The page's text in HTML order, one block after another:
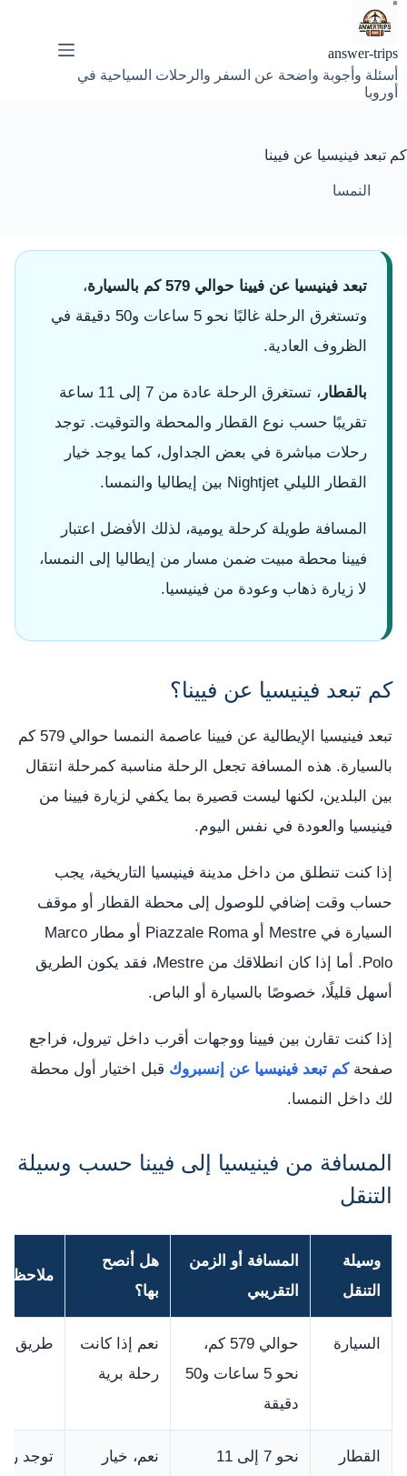
التجاوز
إلى
answer-trips
أسئلة وأجوبة واضحة عن السفر والرحلات السياحية في
أوروبا
كم تبعد فينيسيا عن فيينا
النمسا
تبعد فينيسيا عن فيينا حوالي 579 كم بالسيارة
،
وتستغرق الرحلة غالبًا نحو 5 ساعات و50 دقيقة في
الظروف العادية.
بالقطار
، تستغرق الرحلة عادة من 7 إلى 11 ساعة
تقريبًا حسب نوع القطار والمحطة والتوقيت. توجد
رحلات مباشرة في بعض الجداول، كما يوجد خيار
القطار الليلي Nightjet بين إيطاليا والنمسا.
المسافة طويلة كرحلة يومية، لذلك الأفضل اعتبار
فيينا محطة مبيت ضمن مسار من إيطاليا إلى النمسا،
لا زيارة ذهاب وعودة من فينيسيا.
كم تبعد فينيسيا عن فيينا؟
تبعد فينيسيا الإيطالية عن فيينا عاصمة النمسا حوالي 579 كم
بالسيارة. هذه المسافة تجعل الرحلة مناسبة كمرحلة انتقال
بين البلدين، لكنها ليست قصيرة بما يكفي لزيارة فيينا من
فينيسيا والعودة في نفس اليوم.
إذا كنت تنطلق من داخل مدينة فينيسيا التاريخية، يجب
حساب وقت إضافي للوصول إلى محطة القطار أو موقف
السيارة في Mestre أو Piazzale Roma أو مطار Marco
Polo. أما إذا كان انطلاقك من Mestre، فقد يكون الطريق
أسهل قليلًا، خصوصًا بالسيارة أو الباص.
إذا كنت تقارن بين فيينا ووجهات أقرب داخل تيرول، فراجع
صفحةكم تبعد فينيسيا عن إنسبروك قبل اختيار أول محطة
لك داخل النمسا.
المسافة من فينيسيا إلى فيينا حسب وسيلة
التنقل
وسيلة
التنقل
المسافة أو الزمن
التقريبي
هل أنصح
بها؟
السيارة
حوالي 579 كم،
نحو 5 ساعات و50
دقيقة
نعم إذا كانت
رحلة برية
طريق
القطار
نحو 7 إلى 11
نعم، خيار
توجد